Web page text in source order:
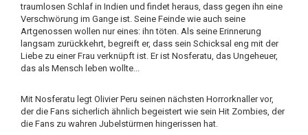
traumlosen Schlaf in Indien und findet heraus, dass gegen ihn eine
Verschwörung im Gange ist. Seine Feinde wie auch seine
Artgenossen wollen nur eines: ihn töten. Als seine Erinnerung
langsam zurückkehrt, begreift er, dass sein Schicksal eng mit der
Liebe zu einer Frau verknüpft ist. Er ist Nosferatu, das Ungeheuer,
das als Mensch leben wollte...
Mit Nosferatu legt Olivier Peru seinen nächsten Horrorknaller vor,
der die Fans sicherlich ähnlich begeistert wie sein Hit Zombies, der
die Fans zu wahren Jubelstürmen hingerissen hat.